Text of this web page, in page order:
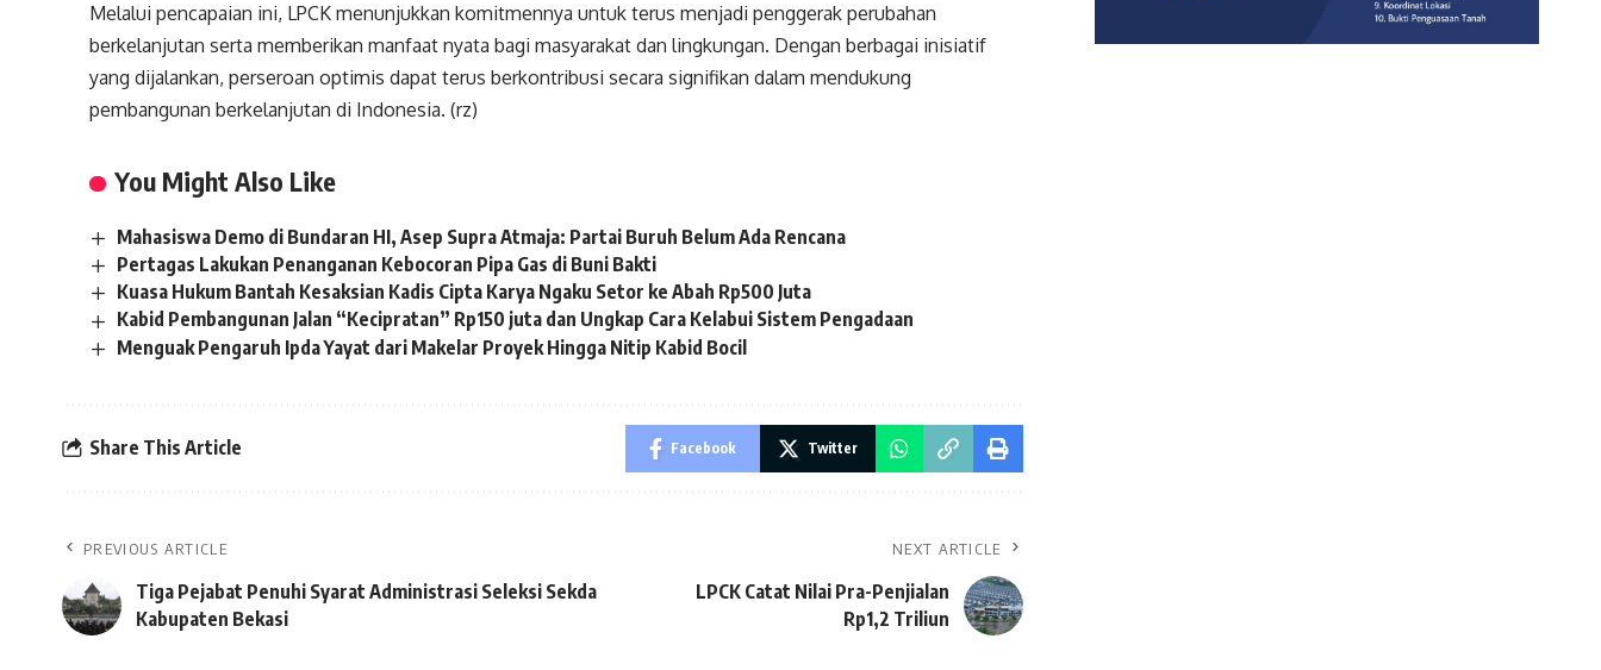
Melalui pencapaian ini, LPCK menunjukkan komitmennya untuk terus menjadi penggerak perubahan
berkelanjutan serta memberikan manfaat nyata bagi masyarakat dan lingkungan. Dengan berbagai inisiatif
yang dijalankan, perseroan optimis dapat terus berkontribusi secara signifikan dalam mendukung
pembangunan berkelanjutan di Indonesia. (rz)
You Might Also Like
Mahasiswa Demo di Bundaran HI, Asep Supra Atmaja: Partai Buruh Belum Ada Rencana
Pertagas Lakukan Penanganan Kebocoran Pipa Gas di Buni Bakti
Kuasa Hukum Bantah Kesaksian Kadis Cipta Karya Ngaku Setor ke Abah Rp500 Juta
Kabid Pembangunan Jalan “Kecipratan” Rp150 juta dan Ungkap Cara Kelabui Sistem Pengadaan
Menguak Pengaruh Ipda Yayat dari Makelar Proyek Hingga Nitip Kabid Bocil
Share This Article Facebook Twitter
PREVIOUS ARTICLE
Tiga Pejabat Penuhi Syarat Administrasi Seleksi Sekda
Kabupaten Bekasi
NEXT ARTICLE
LPCK Catat Nilai Pra-Penjialan
Rp1,2 Triliun